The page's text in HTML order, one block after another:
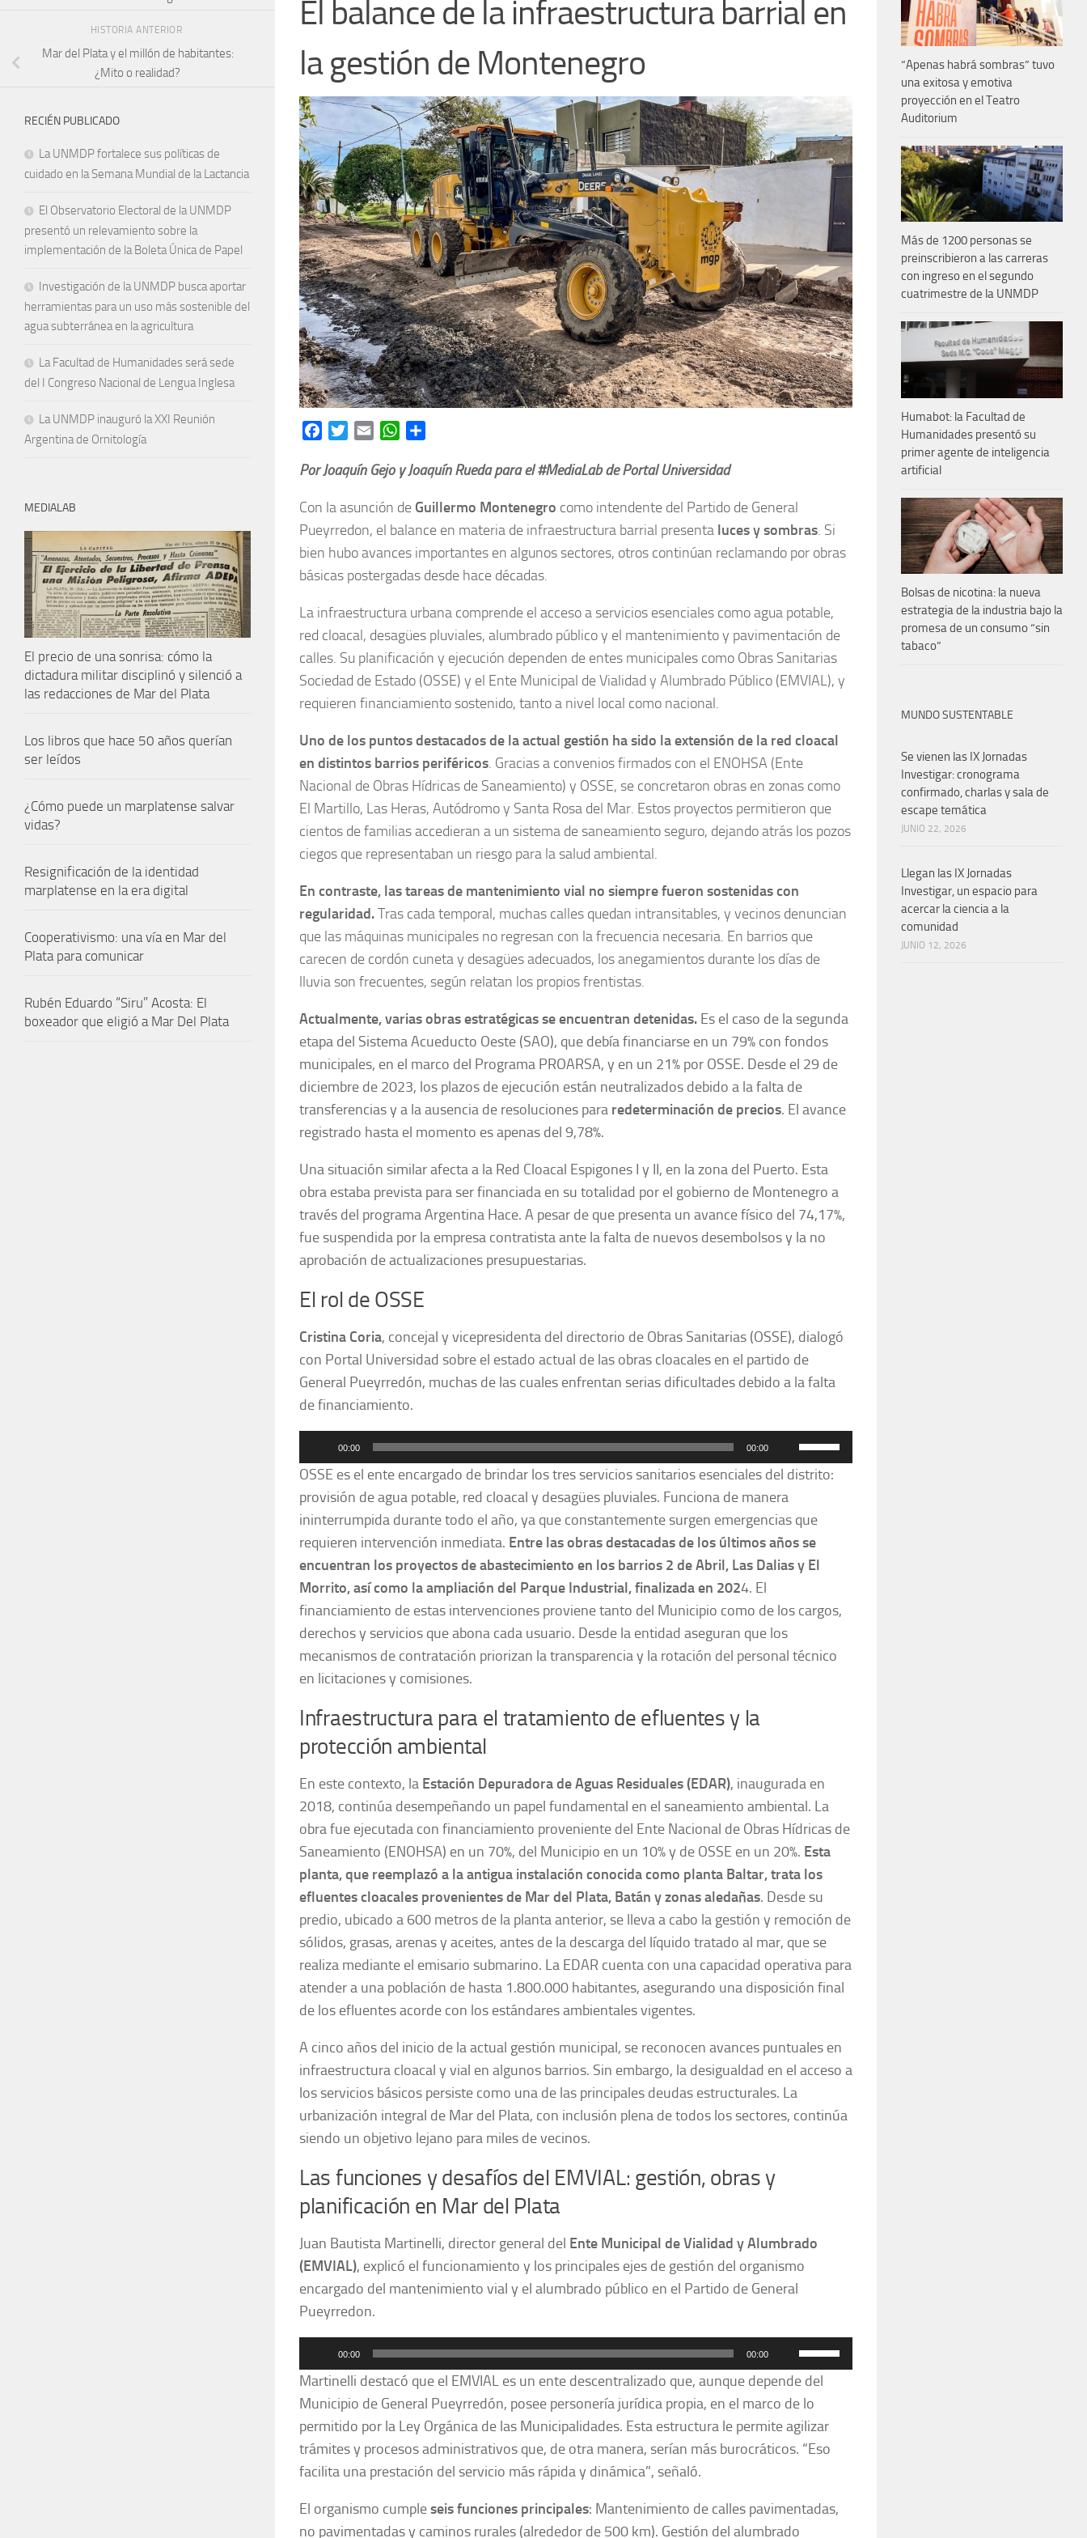
El balance de la infraestructura barrial en
la gestión de Montenegro
FacebookTwitterEmail WhatsApp
Por Joaquín Gejo y Joaquín Ruedapara el #MediaLab de Portal Universidad
Con la asunción de Guillermo Montenegro como intendente del Partido de General
Pueyrredon, el balance en materia de infraestructura barrial presenta luces y sombras. Si
bien hubo avances importantes en algunos sectores, otros continúan reclamando por obras
básicas postergadas desde hace décadas.
La infraestructura urbana comprende el acceso a servicios esenciales como agua potable,
red cloacal, desagües pluviales, alumbrado público y el mantenimiento y pavimentación de
calles. Su planificación y ejecución dependen de entes municipales como Obras Sanitarias
Sociedad de Estado (OSSE) y el Ente Municipal de Vialidad y Alumbrado Público (EMVIAL), y
requieren financiamiento sostenido, tanto a nivel local como nacional.
Uno de los puntos destacados de la actual gestión ha sido la extensión de la red cloacal
en distintos barrios periféricos. Gracias a convenios firmados con el ENOHSA (Ente
Nacional de Obras Hídricas de Saneamiento) y OSSE, se concretaron obras en zonas como
El Martillo, Las Heras, Autódromo y Santa Rosa del Mar. Estos proyectos permitieron que
cientos de familias accedieran a un sistema de saneamiento seguro, dejando atrás los pozos
ciegos que representaban un riesgo para la salud ambiental.
En contraste, las tareas de mantenimiento vial no siempre fueron sostenidas con
regularidad.Tras cada temporal, muchas calles quedan intransitables, y vecinos denuncian
que las máquinas municipales no regresan con la frecuencia necesaria. En barrios que
carecen de cordón cuneta y desagües adecuados, los anegamientos durante los días de
lluvia son frecuentes, según relatan los propios frentistas.
Actualmente, varias obras estratégicas se encuentran detenidas. Es el caso de la segunda
etapa del Sistema Acueducto Oeste (SAO), que debía financiarse en un 79% con fondos
municipales, en el marco del Programa PROARSA, y en un 21% por OSSE. Desde el 29 de
diciembre de 2023, los plazos de ejecución están neutralizados debido a la falta de
transferencias y a la ausencia de resoluciones para redeterminación de precios. El avance
registrado hasta el momento es apenas del 9,78%.
Una situación similar afecta a la Red Cloacal Espigones I y II, en la zona del Puerto. Esta
obra estaba prevista para ser financiada en su totalidad por el gobierno de Montenegro a
través del programa Argentina Hace. A pesar de que presenta un avance físico del 74,17%,
fue suspendida por la empresa contratista ante la falta de nuevos desembolsos y la no
aprobación de actualizaciones presupuestarias.
El rol de OSSE
Cristina Coria, concejal y vicepresidenta del directorio de Obras Sanitarias (OSSE), dialogó
con Portal Universidad sobre el estado actual de las obras cloacales en el partido de
General Pueyrredón, muchas de las cuales enfrentan serias dificultades debido a la falta
de financiamiento.
Reproductor
de
00:00 00:00
Utiliza
las
flecha
para
OSSE es el ente encargado de brindar los tres servicios sanitarios esenciales del distrito:
provisión de agua potable, red cloacal y desagües pluviales. Funciona de manera
ininterrumpida durante todo el año, ya que constantemente surgen emergencias que
requieren intervención inmediata. Entre las obras destacadas de los últimos años se
encuentran los proyectos de abastecimiento en los barrios 2 de Abril, Las Dalias y El
Morrito, así como la ampliación del Parque Industrial, finalizada en 2024. El
financiamiento de estas intervenciones proviene tanto del Municipio como de los cargos,
derechos y servicios que abona cada usuario. Desde la entidad aseguran que los
mecanismos de contratación priorizan la transparencia y la rotación del personal técnico
en licitaciones y comisiones.
Infraestructura para el tratamiento de efluentes y la
protección ambiental
En este contexto, la Estación Depuradora de Aguas Residuales (EDAR), inaugurada en
2018, continúa desempeñando un papel fundamental en el saneamiento ambiental. La
obra fue ejecutada con financiamiento proveniente del Ente Nacional de Obras Hídricas de
Saneamiento (ENOHSA) en un 70%, del Municipio en un 10% y de OSSE en un 20%. Esta
planta, que reemplazó a la antigua instalación conocida como planta Baltar, trata los
efluentes cloacales provenientes de Mar del Plata, Batán y zonas aledañas. Desde su
predio, ubicado a 600 metros de la planta anterior, se lleva a cabo la gestión y remoción de
sólidos, grasas, arenas y aceites, antes de la descarga del líquido tratado al mar, que se
realiza mediante el emisario submarino. La EDAR cuenta con una capacidad operativa para
atender a una población de hasta 1.800.000 habitantes, asegurando una disposición final
de los efluentes acorde con los estándares ambientales vigentes.
A cinco años del inicio de la actual gestión municipal, se reconocen avances puntuales en
infraestructura cloacal y vial en algunos barrios. Sin embargo, la desigualdad en el acceso a
los servicios básicos persiste como una de las principales deudas estructurales. La
urbanización integral de Mar del Plata, con inclusión plena de todos los sectores, continúa
siendo un objetivo lejano para miles de vecinos.
Las funciones y desafíos del EMVIAL: gestión, obras y
planificación en Mar del Plata
Juan Bautista Martinelli, director general del Ente Municipal de Vialidad y Alumbrado
(EMVIAL), explicó el funcionamiento y los principales ejes de gestión del organismo
encargado del mantenimiento vial y el alumbrado público en el Partido de General
Pueyrredon.
Reproductor
de
00:00 00:00
Utiliza
las
flecha
aumentar
o
Martinelli destacó que el EMVIAL es un ente descentralizado que, aunque depende del
Municipio de General Pueyrredón, posee personería jurídica propia, en el marco de lo
permitido por la Ley Orgánica de las Municipalidades. Esta estructura le permite agilizar
trámites y procesos administrativos que, de otra manera, serían más burocráticos. “Eso
facilita una prestación del servicio más rápida y dinámica”, señaló.
El organismo cumpleseis funciones principales: Mantenimiento de calles pavimentadas,
no pavimentadas y caminos rurales (alrededor de 500 km). Gestión del alumbrado
HISTORIA ANTERIOR
Mar del Plata y el millón de habitantes:
¿Mito o realidad?
RECIÉN PUBLICADO
La UNMDP fortalece sus políticas de
cuidado en la Semana Mundial de la Lactancia
El Observatorio Electoral de la UNMDP
presentó un relevamiento sobre la
implementación de la Boleta Única de Papel
Investigación de la UNMDP busca aportar
herramientas para un uso más sostenible del
agua subterránea en la agricultura
La Facultad de Humanidades será sede
del I Congreso Nacional de Lengua Inglesa
La UNMDP inauguró la XXI Reunión
Argentina de Ornitología
MEDIALAB
El precio de una sonrisa: cómo la
dictadura militar disciplinó y silenció a
las redacciones de Mar del Plata
Los libros que hace 50 años querían
ser leídos
¿Cómo puede un marplatense salvar
vidas?
Resignificación de la identidad
marplatense en la era digital
Cooperativismo: una vía en Mar del
Plata para comunicar
Rubén Eduardo “Siru” Acosta: El
boxeador que eligió a Mar Del Plata
“Apenas habrá sombras” tuvo
una exitosa y emotiva
proyección en el Teatro
Auditorium
Más de 1200 personas se
preinscribieron a las carreras
con ingreso en el segundo
cuatrimestre de la UNMDP
Humabot: la Facultad de
Humanidades presentó su
primer agente de inteligencia
artificial
Bolsas de nicotina: la nueva
estrategia de la industria bajo la
promesa de un consumo “sin
tabaco”
MUNDO SUSTENTABLE
Se vienen las IX Jornadas
Investigar: cronograma
confirmado, charlas y sala de
escape temática
JUNIO 22, 2026
Llegan las IX Jornadas
Investigar, un espacio para
acercar la ciencia a la
comunidad
JUNIO 12, 2026